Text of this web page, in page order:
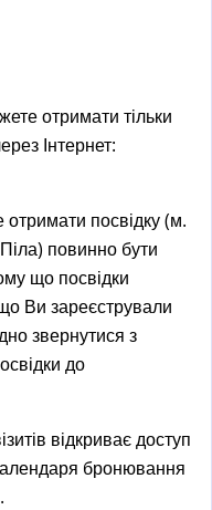
отримати тільки
Інтернет:
посвідку (м.
повинно бути
що посвідки
Ви зареєстрували
звернутися з
до
відкриває доступ
бронювання